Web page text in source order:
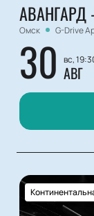
АВАНГАРД
Омск G-Drive
30 вс,
АВГ